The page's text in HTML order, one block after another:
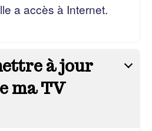
a accès à Internet.
à jour
ma TV